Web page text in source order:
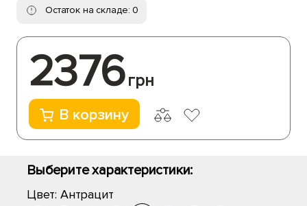
Остаток на складе: 0
2376грн
В корзину
Выберите характеристики:
Цвет: Антрацит